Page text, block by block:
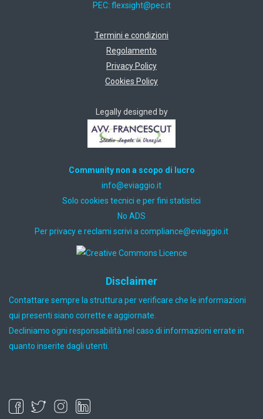
PEC: ti.cep@thgisxelf
Termini e condizioni
Regolamento
Privacy Policy
Cookies Policy
Legally designed by
Community non a scopo di lucro
ti.oiggaive@ofni
Solo cookies tecnici e per fini statistici
No ADS
Per privacy e reclami scrivi a ti.oiggaive@ecnailpmoc
Disclaimer
Contattare sempre la struttura per verificare che le informazioni
qui presenti siano corrette e aggiornate.
Decliniamo ogni responsabilità nel caso di informazioni errate in
quanto inserite dagli utenti.